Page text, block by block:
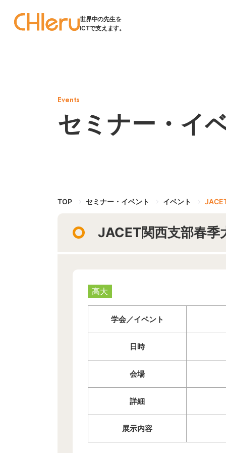
世界中の先生を
ICTで支えます。
Events
セミナー・イ
TOP セミナー・イベント イベント
JACET関西支部春季
高大
学会／イベント
日時
会場
詳細
展示内容